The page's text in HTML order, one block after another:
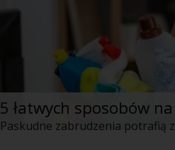
5 łatwych sposobów